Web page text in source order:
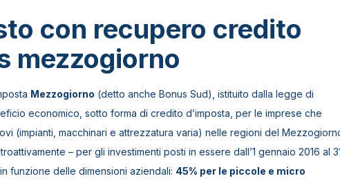
con recupero credito
mezzogiorno
Mezzogiorno (detto anche Bonus Sud), istituito dalla legge di
economico, sotto forma di credito d’imposta, per le imprese che
(impianti, macchinari e attrezzatura varia) nelle regioni del
– per gli investimenti posti in essere dall’1 gennaio 2016 al
funzione delle dimensioni aziendali: 45% per le piccole e micro